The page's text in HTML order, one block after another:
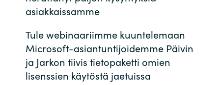
Iceland
India
asiakkaissamme
Tule webinaariimme kuuntelemaan
Microsoft-asiantuntijoidemme Päivin
ja Jarkon tiivis tietopaketti omien
lisenssien käytöstä jaetuissa